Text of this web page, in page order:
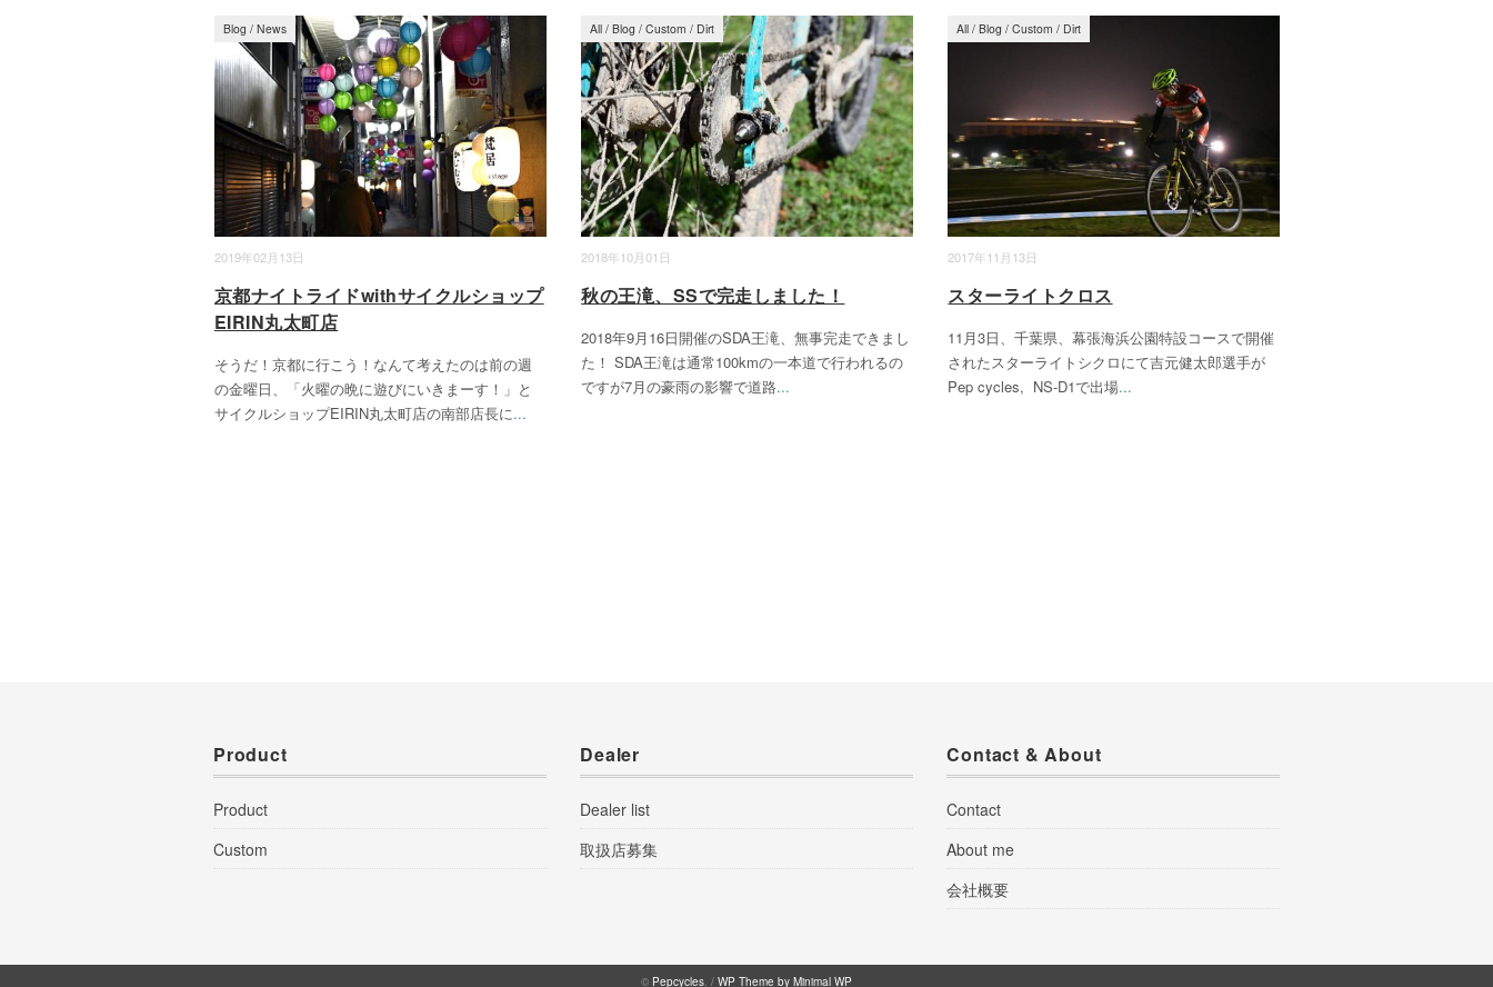
2019年02月13日
Blog / News
京都ナイトライドwithサイクルショップ
EIRIN丸太町店
そうだ！京都に行こう！なんて考えたのは前の週
の金曜日、「火曜の晩に遊びにいきまーす！」と
サイクルショップEIRIN丸太町店の南部店長に...
2018年10月01日
All /Blog /Custom / Dirt
秋の王滝、SSで完走しました！
2018年9月16日開催のSDA王滝、無事完走できまし
た！ SDA王滝は通常100kmの一本道で行われるの
ですが7月の豪雨の影響で道路...
2017年11月13日
All /Blog /Custom / Dirt
スターライトクロス
11月3日、千葉県、幕張海浜公園特設コースで開催
されたスターライトシクロにて吉元健太郎選手が
Pep cycles, NS-D1で出場...
Product
Product
Custom
Dealer
Dealer list
取扱店募集
Contact & About
Contact
About me
会社概要
© Pepcycles. / WP Theme by Minimal WP